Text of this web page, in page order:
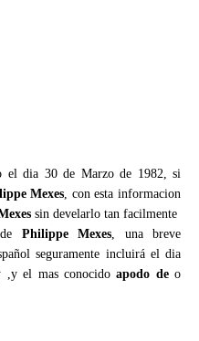
el dia 30 de Marzo de 1982, si
Mexes, con esta informacion
sin develarlo tan facilmente
Philippe Mexes, una breve
seguramente incluirá el dia
,y el mas conocidoapodo deo